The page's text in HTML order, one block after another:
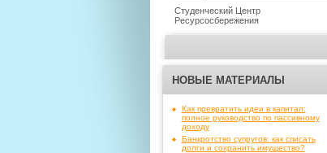
Студенческий Центр
Ресурсосбережения
НОВЫЕ МАТЕРИАЛЫ
Как превратить идеи в капитал:
полное руководство по пассивному
доходу
Банкротство супругов: как списать
долги и сохранить имущество?